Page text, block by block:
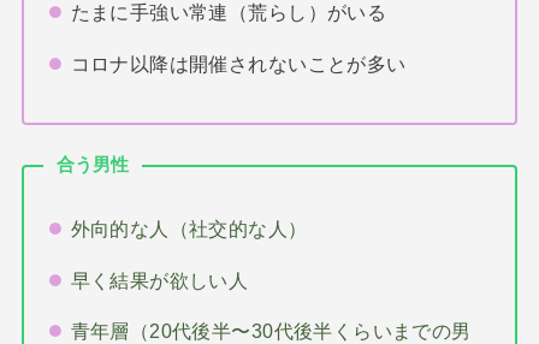
たまに手強い常連（荒らし）がいる
コロナ以降は開催されないことが多い
合う男性
外向的な人（社交的な人）
早く結果が欲しい人
青年層（20代後半〜30代後半くらいまでの男